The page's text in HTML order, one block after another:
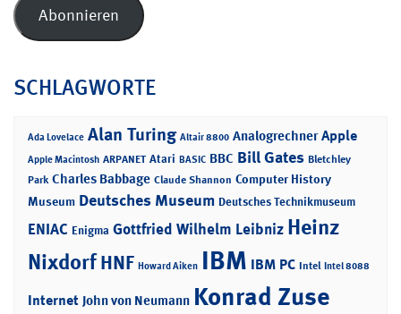
Adresse
Abonnieren
SCHLAGWORTE
Ada Lovelace Alan Turing Altair 8800 Analogrechner Apple
Apple Macintosh ARPANET Atari BASIC BBC Bill Gates Bletchley
Park Charles Babbage Claude Shannon Computer History
Museum Deutsches Museum Deutsches Technikmuseum
ENIAC Enigma Gottfried Wilhelm Leibniz Heinz
NixdorfHNF Howard Aiken IBM IBM PC Intel Intel 8088
Internet John von Neumann Konrad Zuse